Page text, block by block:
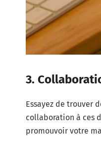
3.
Essayez de trouver
collaboration à ces
promouvoir votre